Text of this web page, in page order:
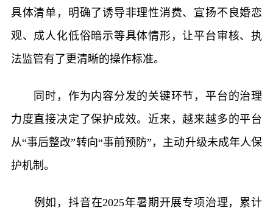
具体清单，明确了诱导非理性消费、宣扬不良婚恋
观、成人化低俗暗示等具体情形，让平台审核、执
法监管有了更清晰的操作标准。
同时，作为内容分发的关键环节，平台的治理
力度直接决定了保护成效。近来，越来越多的平台
从“事后整改”转向“事前预防”，主动升级未成年人保
护机制。
例如，抖音在2025年暑期开展专项治理，累计